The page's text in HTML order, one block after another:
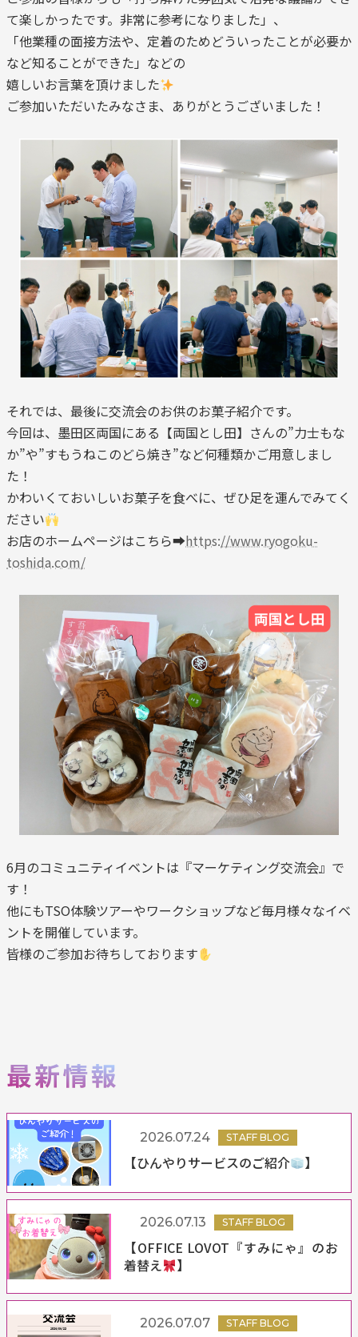
て楽しかったです。非常に参考になりました」、
「他業種の面接方法や、定着のためどういったことが必要か
など知ることができた」などの
嬉しいお言葉を頂けました
ご参加いただいたみなさま、ありがとうございました！
それでは、最後に交流会のお供のお菓子紹介です。
今回は、墨田区両国にある【両国とし田】さんの”力士もな
か”や”すもうねこのどら焼き”など何種類かご用意しまし
た！
かわいくておいしいお菓子を食べに、ぜひ足を運んでみてく
ださい
お店のホームページはこちら➡https://www.ryogoku-
toshida.com/
6月のコミュニティイベントは『マーケティング交流会』で
す！
他にもTSO体験ツアーやワークショップなど毎月様々なイベ
ントを開催しています。
皆様のご参加お待ちしております
【ひんやりサービスのご紹介 】
2026.07.24 STAFF BLOG
【OFFICE LOVOT『すみにゃ』のお
着替え
】
2026.07.13 STAFF BLOG
2026.07.07 STAFF BLOG